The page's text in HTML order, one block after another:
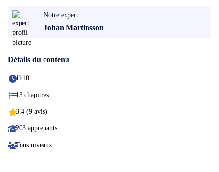
Notre expert
Johan Martinsson
Détails du contenu
1h10
13 chapitres
3.4 (9 avis)
203 apprenants
Tous niveaux